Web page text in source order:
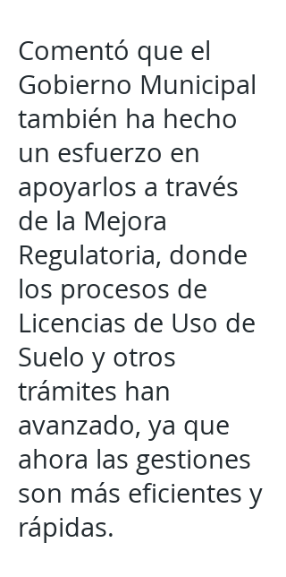
Comentó que el
Gobierno Municipal
también ha hecho
un esfuerzo en
apoyarlos a través
de la Mejora
Regulatoria, donde
los procesos de
Licencias de Uso de
Suelo y otros
trámites han
avanzado, ya que
ahora las gestiones
son más eficientes y
rápidas.